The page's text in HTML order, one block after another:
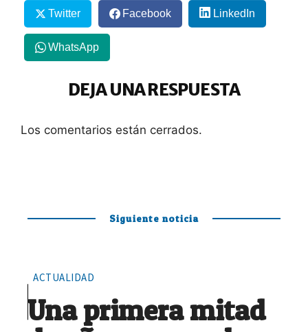
Twitter Facebook LinkedIn
WhatsApp
DEJA UNA RESPUESTA
Los comentarios están cerrados.
Siguiente noticia
ACTUALIDAD
Una primera mitad